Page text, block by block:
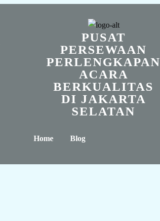
PUSAT
PERSEWAAN
PERLENGKAPAN
ACARA
BERKUALITAS
DI JAKARTA
SELATAN
Home Blog